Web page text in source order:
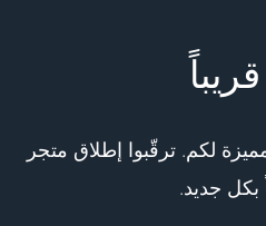
لكم. ترقّبوا إطلاق متجر
بكل جديد.